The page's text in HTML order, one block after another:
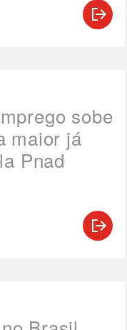
sobe
maior já
Pnad